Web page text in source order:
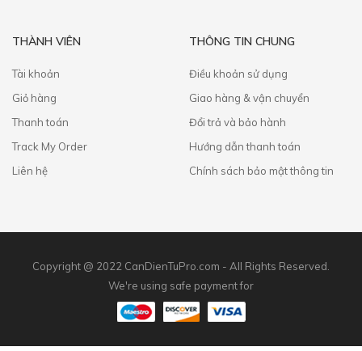
THÀNH VIÊN
Tài khoản
Giỏ hàng
Thanh toán
Track My Order
Liên hệ
THÔNG TIN CHUNG
Điều khoản sử dụng
Giao hàng & vận chuyển
​Đổi trả và bảo hành
Hướng dẫn thanh toán
Chính sách bảo mật thông tin
Copyright @ 2022 CanDienTuPro.com - All Rights Reserved.
We're using safe payment for